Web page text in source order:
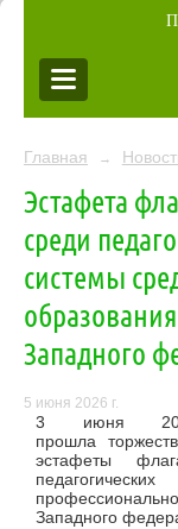
Главная →
Эстафета
среди
системы
Западного
5 июня 2026 г.
3 июня
прошла
эстафеты
Западного